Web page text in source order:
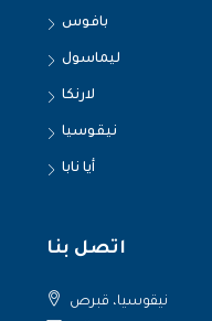
بافوس
ليماسول
لارنكا
نيقوسيا
أيا نابا
اتصل بنا
نيقوسيا، قبرص